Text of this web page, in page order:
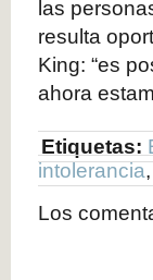
las
resulta
King: “es
ahora
Etiquetas:
intolerancia,
Los